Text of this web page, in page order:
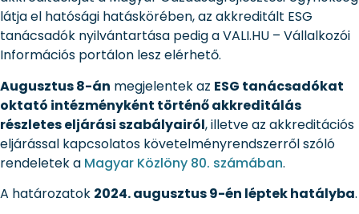
látja el hatósági hatáskörében, az akkreditált ESG
tanácsadók nyilvántartása pedig a VALI.HU – Vállalkozói
Információs portálon lesz elérhető.
Augusztus 8-án megjelentek az ESG tanácsadókat
oktató intézményként történő akkreditálás
részletes eljárási szabályairól, illetve az akkreditációs
eljárással kapcsolatos követelményrendszerről szóló
rendeletek a Magyar Közlöny 80. számában.
A határozatok 2024. augusztus 9-én léptek hatályba.